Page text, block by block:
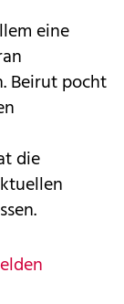
eine
Beirut pocht
die